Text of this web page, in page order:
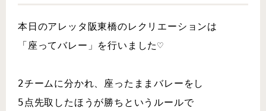
本日のアレッタ阪東橋のレクリエーションは
「座ってバレー」を行いました♡
2チームに分かれ、座ったままバレーをし
5点先取したほうが勝ちというルールで